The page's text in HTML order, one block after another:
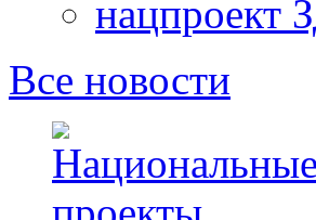
нацпроект
Все новости